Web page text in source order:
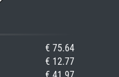
€ 75.64
€ 12.77